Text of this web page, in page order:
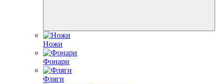
Ножи
Фонари
Фляги